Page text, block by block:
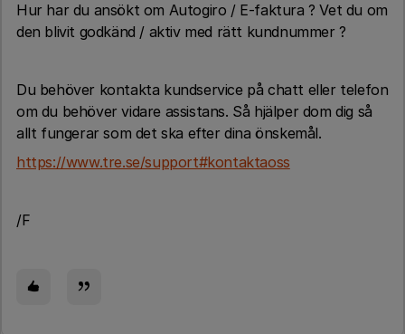
Hur har du ansökt om Autogiro / E-faktura ? Vet du om
den blivit godkänd / aktiv med rätt kundnummer ?
Du behöver kontakta kundservice på chatt eller telefon
om du behöver vidare assistans. Så hjälper dom dig så
allt fungerar som det ska efter dina önskemål.
https://www.tre.se/support#kontaktaoss
/F